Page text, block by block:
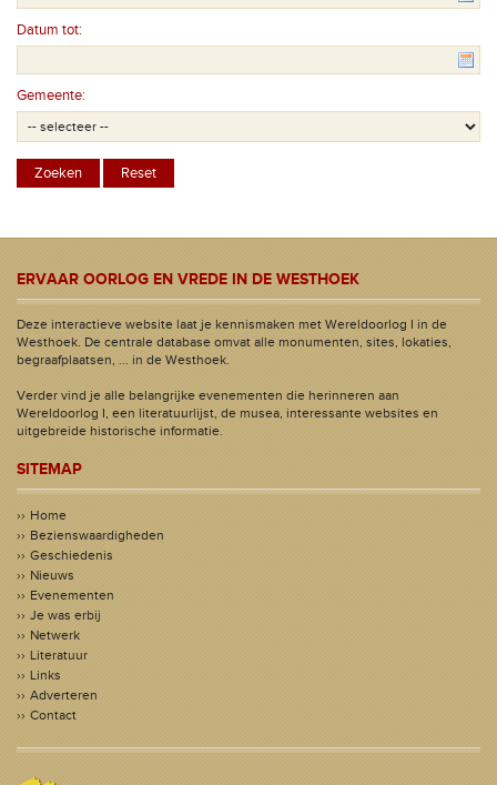
Datum tot:
Gemeente:
ERVAAR OORLOG EN VREDE IN DE WESTHOEK
Deze interactieve website laat je kennismaken met Wereldoorlog I in de
Westhoek. De centrale database omvat alle monumenten, sites, lokaties,
begraafplaatsen, ... in de Westhoek.
Verder vind je alle belangrijke evenementen die herinneren aan
Wereldoorlog I, een literatuurlijst, de musea, interessante websites en
uitgebreide historische informatie.
SITEMAP
Home
Bezienswaardigheden
Geschiedenis
Nieuws
Evenementen
Je was erbij
Netwerk
Literatuur
Links
Adverteren
Contact